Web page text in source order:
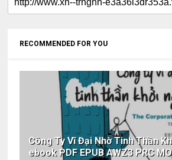
RECOMMENDED FOR YOU
Công Ty Vĩ Đại Nhờ Tinh Thần
ebook PDF EPUB AWZ3 PRC